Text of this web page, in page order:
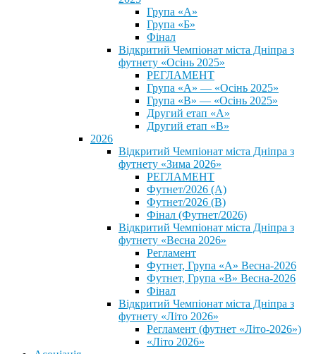
Група «А»
Група «Б»
Фінал
Відкритий Чемпіонат міста Дніпра з
футнету «Осінь 2025»
РЕГЛАМЕНТ
Група «А» — «Осінь 2025»
Група «В» — «Осінь 2025»
Другий етап «А»
Другий етап «В»
2026
Відкритий Чемпіонат міста Дніпра з
футнету «Зима 2026»
РЕГЛАМЕНТ
Футнет/2026 (А)
Футнет/2026 (В)
Фінал (Футнет/2026)
Відкритий Чемпіонат міста Дніпра з
футнету «Весна 2026»
Регламент
Футнет, Група «А» Весна-2026
Футнет, Група «В» Весна-2026
Фінал
Відкритий Чемпіонат міста Дніпра з
футнету «Літо 2026»
Регламент (футнет «Літо-2026»)
«Літо 2026»